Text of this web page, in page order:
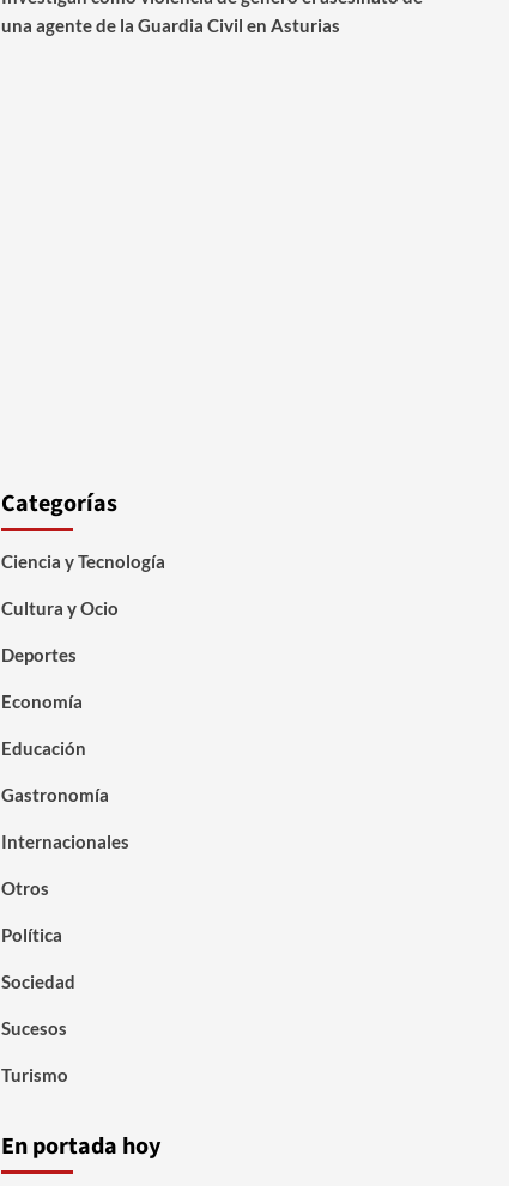
una agente de la Guardia Civil en Asturias
Categorías
Ciencia y Tecnología
Cultura y Ocio
Deportes
Economía
Educación
Gastronomía
Internacionales
Otros
Política
Sociedad
Sucesos
Turismo
En portada hoy